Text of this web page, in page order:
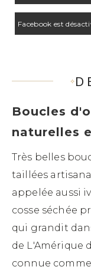
Facebook est
Boucles
naturelles
Très belles
taillées
appelée aussi
cosse séchée
qui grandit
de L'Amérique
connue